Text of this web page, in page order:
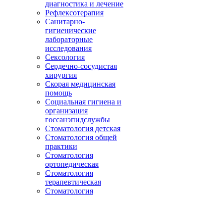
диагностика и лечение
Рефлексотерапия
Санитарно-
гигиенические
лабораторные
исследования
Сексология
Сердечно-сосудистая
хирургия
Скорая медицинская
помощь
Социальная гигиена и
организация
госсанэпидслужбы
Стоматология детская
Стоматология общей
практики
Стоматология
ортопедическая
Стоматология
терапевтическая
Стоматология